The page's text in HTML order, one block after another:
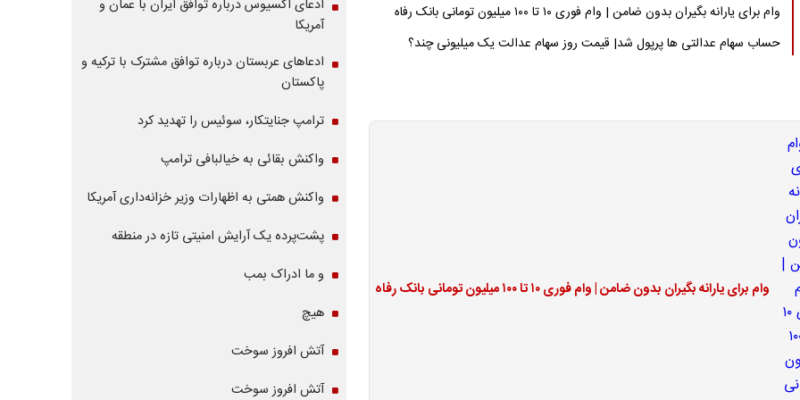
وام برای یارانه بگیران بدون ضامن | وام فوری ۱۰ تا ۱۰۰ میلیون تومانی بانک رفاه
حساب سهام عدالتی ها پرپول شد| قیمت روز سهام عدالت یک میلیونی چند؟
وام برای یارانه بگیران بدون ضامن | وام فوری ۱۰ تا ۱۰۰ میلیون تومانی بانک رفاه
ادعای آکسیوس درباره توافق ایران با عمان و
آمریکا
ادعاهای عربستان درباره توافق مشترک با ترکیه و
پاکستان
ترامپ جنایتکار، سوئیس را تهدید کرد
واکنش بقائی به خیالبافی ترامپ
واکنش همتی به اظهارات وزیر خزانه‌داری آمریکا
پشت‌پرده یک آرایش امنیتی تازه در منطقه
و ما ادراک بمب
هیچ
آتش افروز سوخت
آتش افروز سوخت